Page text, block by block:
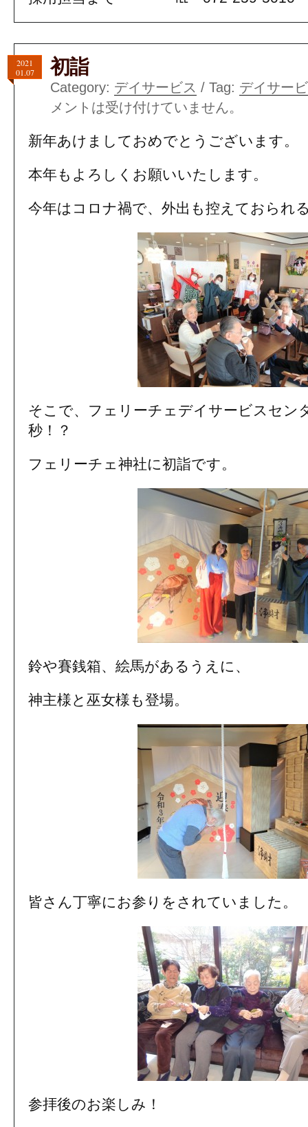
2021
01.07
初詣
Category: デイサービス / Tag: デイサー
メントは受け付けていません。
新年あけましておめでとうございます。
本年もよろしくお願いいたします。
今年はコロナ禍で、外出も控えておられ
そこで、フェリーチェデイサービスセン
秒！？
フェリーチェ神社に初詣です。
鈴や賽銭箱、絵馬があるうえに、
神主様と巫女様も登場。
皆さん丁寧にお参りをされていました。
参拝後のお楽しみ！